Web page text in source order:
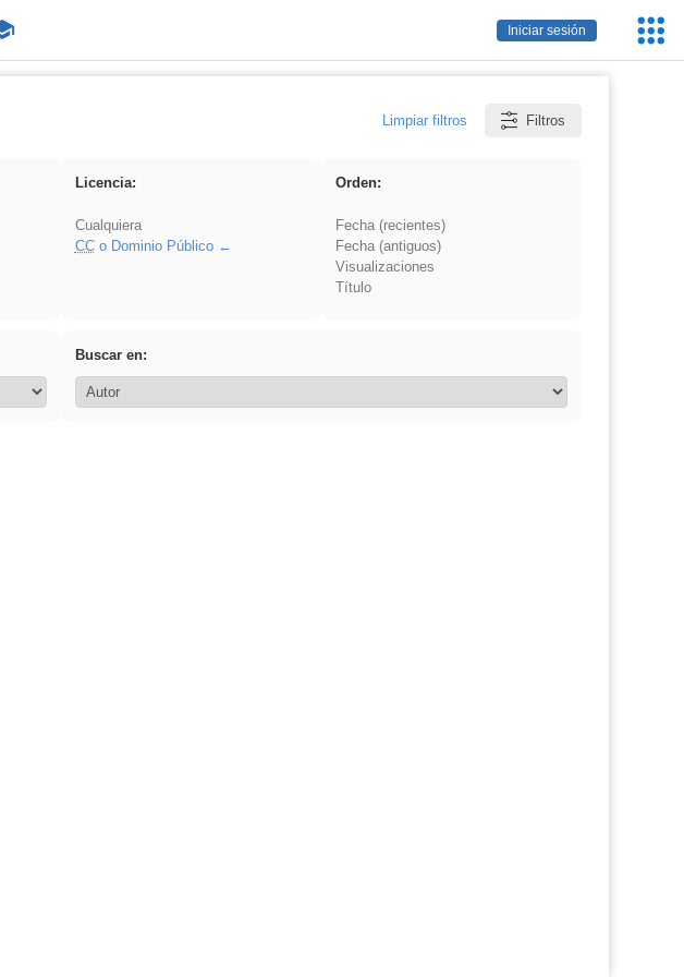
Iniciar sesión
Limpiar filtros Filtros
Licencia:
Cualquiera
CCo Dominio Público
Orden:
Fecha (recientes)
Fecha (antiguos)
Visualizaciones
Título
Buscar en: